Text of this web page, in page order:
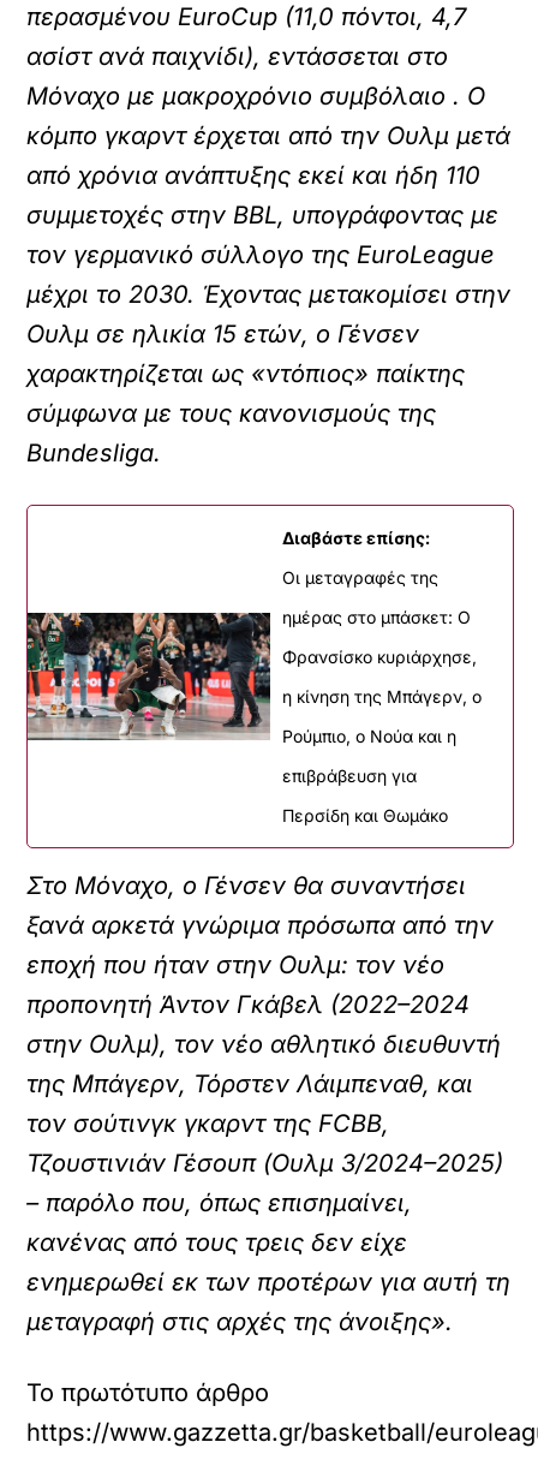
περασμένου EuroCup (11,0 πόντοι, 4,7
ασίστ ανά παιχνίδι), εντάσσεται στο
Μόναχο με μακροχρόνιο συμβόλαιο . Ο
κόμπο γκαρντ έρχεται από την Ουλμ μετά
από χρόνια ανάπτυξης εκεί και ήδη 110
συμμετοχές στην BBL, υπογράφοντας με
τον γερμανικό σύλλογο της EuroLeague
μέχρι το 2030. Έχοντας μετακομίσει στην
Ουλμ σε ηλικία 15 ετών, ο Γένσεν
χαρακτηρίζεται ως «ντόπιος» παίκτης
σύμφωνα με τους κανονισμούς της
Bundesliga.
Διαβάστε επίσης:
Οι μεταγραφές της
ημέρας στο μπάσκετ: Ο
Φρανσίσκο κυριάρχησε,
η κίνηση της Μπάγερν, ο
Ρούμπιο, ο Νούα και η
επιβράβευση για
Περσίδη και Θωμάκο
Στο Μόναχο, ο Γένσεν θα συναντήσει
ξανά αρκετά γνώριμα πρόσωπα από την
εποχή που ήταν στην Ουλμ: τον νέο
προπονητή Άντον Γκάβελ (2022–2024
στην Ουλμ), τον νέο αθλητικό διευθυντή
της Μπάγερν, Τόρστεν Λάιμπεναθ, και
τον σούτινγκ γκαρντ της FCBB,
Τζουστινιάν Γέσουπ (Ουλμ 3/2024–2025)
– παρόλο που, όπως επισημαίνει,
κανένας από τους τρεις δεν είχε
ενημερωθεί εκ των προτέρων για αυτή τη
μεταγραφή στις αρχές της άνοιξης».
Το πρωτότυπο άρθρο
https://www.gazzetta.gr/basketball/